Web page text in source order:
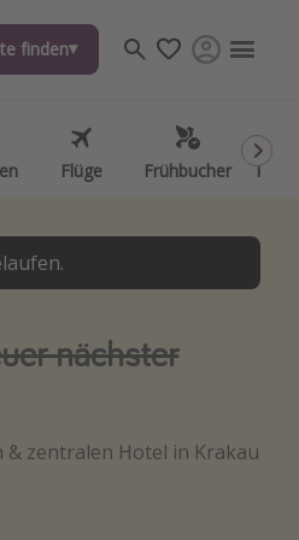
finden
Flüge Frühbucher
finden
Flüge Frühbucher
nächster
zentralen Hotel in Krakau